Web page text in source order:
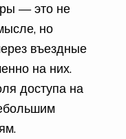
— это не
но
въездные
на них.
доступа на